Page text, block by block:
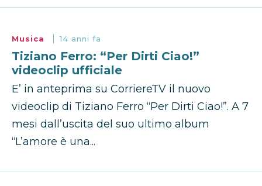
Musica 14 anni fa
Tiziano Ferro: “Per Dirti Ciao!”
videoclip ufficiale
E’ in anteprima su CorriereTV il nuovo
videoclip di Tiziano Ferro “Per Dirti Ciao!”. A 7
mesi dall’uscita del suo ultimo album
“L’amore è una...